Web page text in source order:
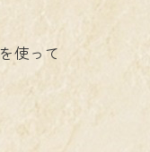
使って